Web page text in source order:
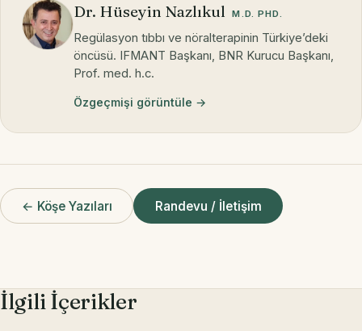
Dr. Hüseyin Nazlıkul M.D. PHD.
Regülasyon tıbbı ve nöralterapinin Türkiye’deki
öncüsü. IFMANT Başkanı, BNR Kurucu Başkanı,
Prof. med. h.c.
Özgeçmişi görüntüle →
← Köşe Yazıları Randevu / İletişim
İlgili İçerikler